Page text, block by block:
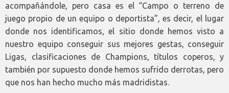
acompañándole, pero casa es el “Campo o terreno de
juego propio de un equipo o deportista”, es decir, el lugar
donde nos identificamos, el sitio donde hemos visto a
nuestro equipo conseguir sus mejores gestas, conseguir
Ligas, clasificaciones de Champions, títulos coperos, y
también por supuesto donde hemos sufrido derrotas, pero
que nos han hecho mucho más madridistas.